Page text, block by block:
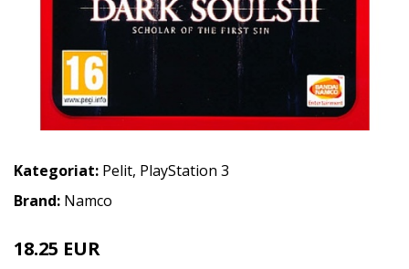
Kategoriat: Pelit, PlayStation 3
Brand: Namco
18.25 EUR